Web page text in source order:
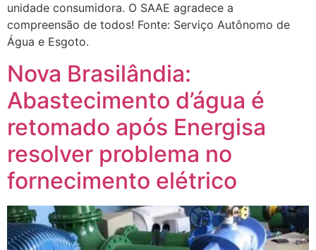
unidade consumidora. O SAAE agradece a
compreensão de todos! Fonte: Serviço Autônomo de
Água e Esgoto.
Nova Brasilândia:
Abastecimento d’água é
retomado após Energisa
resolver problema no
fornecimento elétrico